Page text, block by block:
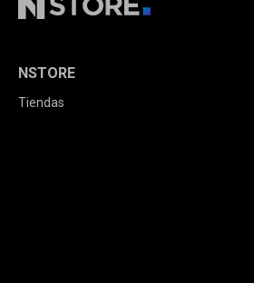
NSTORE
Tiendas